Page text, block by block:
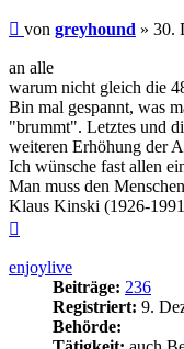
Beitrag
von greyhound » 30.
an alle
warum nicht gleich die
Bin mal gespannt, was
"brummt". Letztes und
weiteren Erhöhung der
Ich wünsche fast allen
Man muss den
Klaus Kinski (1926-
enjoylive
Beiträge: 236
Registriert: 9.
Behörde: